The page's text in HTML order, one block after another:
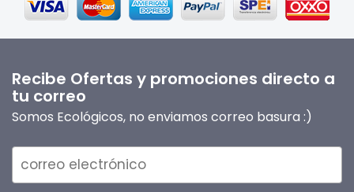
Recibe Ofertas y promociones directo a
tu correo
Somos Ecológicos, no enviamos correo basura :)